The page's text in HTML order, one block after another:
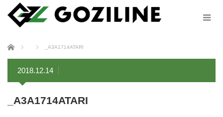
ホーム _A3A1714ATARI
2018.12.14
_A3A1714ATARI